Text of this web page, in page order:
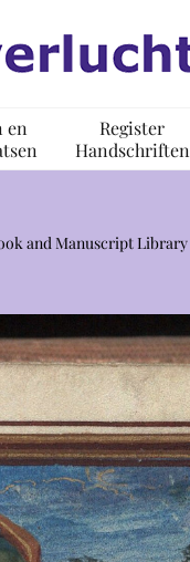
en
Register
Handschriften
and Manuscript Library